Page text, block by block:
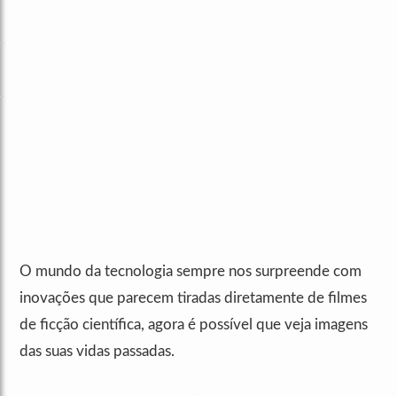
O mundo da tecnologia sempre nos surpreende com
inovações que parecem tiradas diretamente de filmes
de ficção científica, agora é possível que veja imagens
das suas vidas passadas.